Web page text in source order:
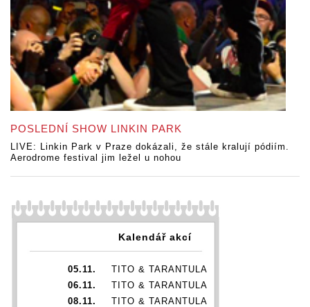
POSLEDNÍ SHOW LINKIN PARK
LIVE: Linkin Park v Praze dokázali, že stále kralují pódiím.
Aerodrome festival jim ležel u nohou
Kalendář akcí
05.11.
TITO & TARANTULA
06.11.
TITO & TARANTULA
08.11.
TITO & TARANTULA